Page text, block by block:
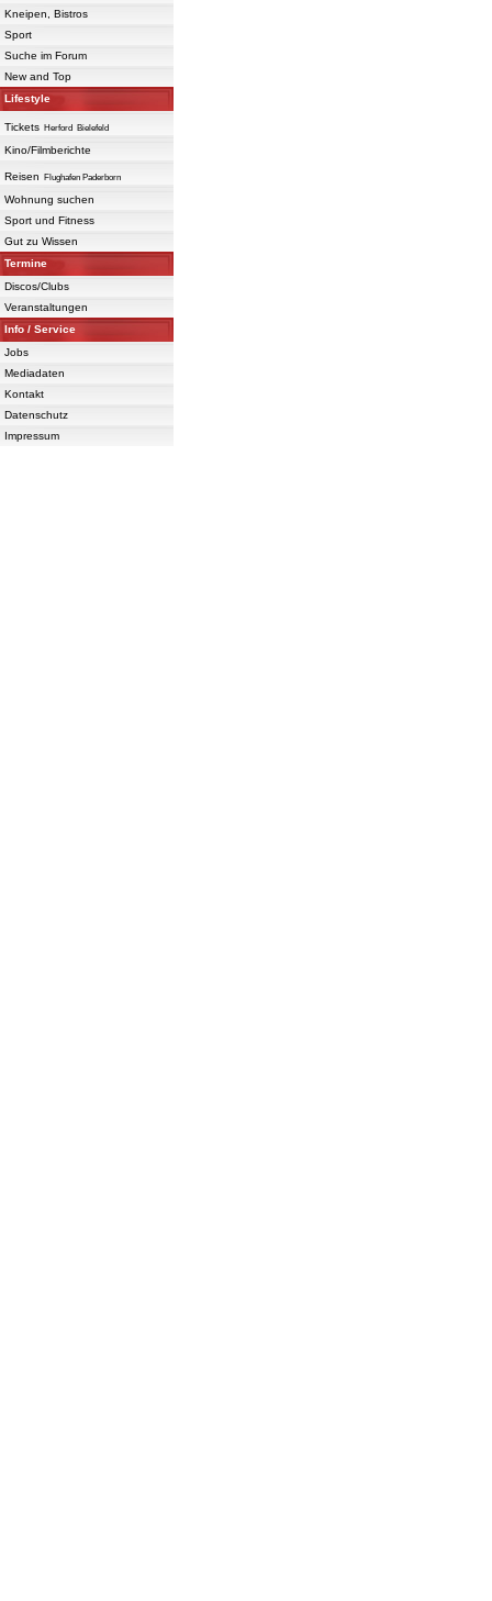
Kneipen, Bistros
Sport
Suche im Forum
New and Top
Lifestyle
Tickets Herford Bielefeld
Kino/Filmberichte
Reisen Flughafen Paderborn
Wohnung suchen
Sport und Fitness
Gut zu Wissen
Termine
Discos/Clubs
Veranstaltungen
Info / Service
Jobs
Mediadaten
Kontakt
Datenschutz
Impressum